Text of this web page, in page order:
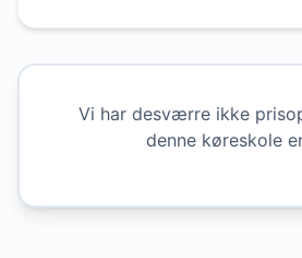
Vi har desværre ikke
denne køreskole